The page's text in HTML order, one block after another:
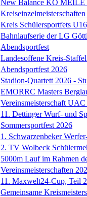
New Balance KÖ MEILE
Kreis Schülersportfets
Bahnlaufserie der LG
Abendsportfest
Landesoffene Kreis-
Abendsportfest 2026
Stadion-Quartett 2026 -
EMORRC Masters
Vereinsmeisterschaft
11. Dettinger Wurf- und
Sommersportfest 2026
1. Schwarzenbeker
2. TV Wolbeck
5000m Lauf im Rahmen
Vereinsmeisterschaften
11. Maxwelt24-Cup, Teil 2
Gemeinsame